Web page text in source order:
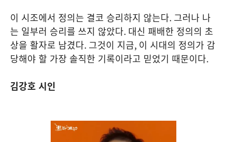
이 시조에서 정의는 결코 승리하지 않는다. 그러나 나
는 일부러 승리를 쓰지 않았다. 대신 패배한 정의의 초
상을 활자로 남겼다. 그것이 지금, 이 시대의 정의가 감
당해야 할 가장 솔직한 기록이라고 믿었기 때문이다.
김강호 시인